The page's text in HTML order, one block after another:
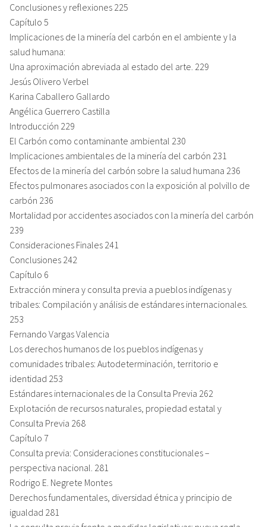
Conclusiones y reflexiones 225
Capítulo 5
Implicaciones de la minería del carbón en el ambiente y la
salud humana:
Una aproximación abreviada al estado del arte. 229
Jesús Olivero Verbel
Karina Caballero Gallardo
Angélica Guerrero Castilla
Introducción 229
El Carbón como contaminante ambiental 230
Implicaciones ambientales de la minería del carbón 231
Efectos de la minería del carbón sobre la salud humana 236
Efectos pulmonares asociados con la exposición al polvillo de
carbón 236
Mortalidad por accidentes asociados con la minería del carbón
239
Consideraciones Finales 241
Conclusiones 242
Capítulo 6
Extracción minera y consulta previa a pueblos indígenas y
tribales: Compilación y análisis de estándares internacionales.
253
Fernando Vargas Valencia
Los derechos humanos de los pueblos indígenas y
comunidades tribales: Autodeterminación, territorio e
identidad 253
Estándares internacionales de la Consulta Previa 262
Explotación de recursos naturales, propiedad estatal y
Consulta Previa 268
Capítulo 7
Consulta previa: Consideraciones constitucionales –
perspectiva nacional. 281
Rodrigo E. Negrete Montes
Derechos fundamentales, diversidad étnica y principio de
igualdad 281